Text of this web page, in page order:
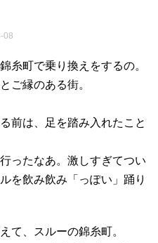
08
糸町で乗り換えをするの。
ご縁のある街。
前は、足を踏み入れたこと
ったなあ。激しすぎてつい
を飲み飲み「っぽい」踊り
て、スルーの錦糸町。